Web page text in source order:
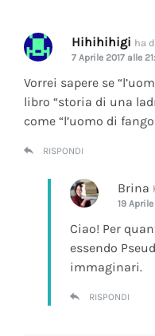
Hihihihigi ha
7 Aprile 2017 alle
Vorrei sapere se
libro “storia di una
come “l’uomo di
RISPONDI
Brina
19 Aprile
Ciao! Per
essendo
immaginari.
RISPONDI